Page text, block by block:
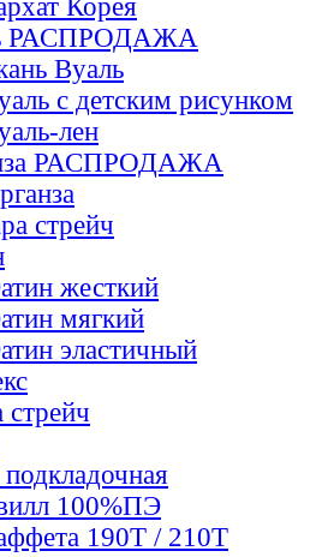
Корея
РАСПРОДАЖА
Вуаль
с детским рисунком
лен
РАСПРОДАЖА
стрейч
жесткий
мягкий
элаcтичный
стрейч
100%ПЭ
190Т / 210Т